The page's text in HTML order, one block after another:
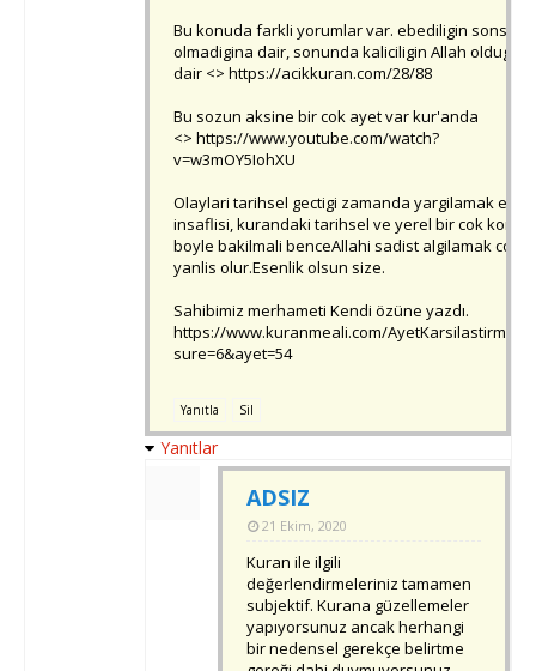
Bu konuda farkli yorumlar var. ebediligin sonsuz
olmadigina dair, sonunda kaliciligin Allah
dair <> https://acikkuran.com/28/88
Bu sozun aksine bir cok ayet var kur'anda
<> https://www.youtube.com/watch?
v=w3mOY5IohXU
Olaylari tarihsel gectigi zamanda yargilamak en
insaflisi, kurandaki tarihsel ve yerel bir cok
boyle bakilmali benceAllahi sadist algilamak cok
yanlis olur.Esenlik olsun size.
Sahibimiz merhameti Kendi özüne yazdı.
https://www.kuranmeali.com/
sure=6&ayet=54
Yanıtla Sil
Yanıtlar
ADSIZ
21 Ekim, 2020
Kuran ile ilgili
değerlendirmeleriniz tamamen
subjektif. Kurana güzellemeler
yapıyorsunuz ancak herhangi
bir nedensel gerekçe belirtme